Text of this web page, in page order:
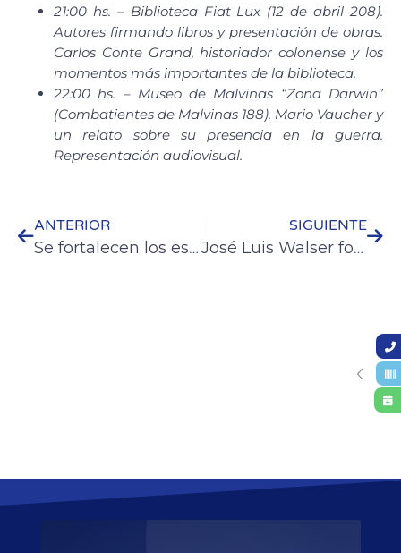
21:00 hs. – Biblioteca Fiat Lux (12 de abril 208).
Autores firmando libros y presentación de obras.
Carlos Conte Grand, historiador colonense y los
momentos más importantes de la biblioteca.
22:00 hs. – Museo de Malvinas “Zona Darwin”
(Combatientes de Malvinas 188). Mario Vaucher y
un relato sobre su presencia en la guerra.
Representación audiovisual.
ANTERIOR
Se fortalecen los espacios de cuidado de la primera infancia de Colón
SIGUIENTE
José Luis Walser fortalece los lazos con la ciudad suiza de Sion